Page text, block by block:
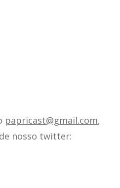
papricast@gmail.com,
nosso twitter: